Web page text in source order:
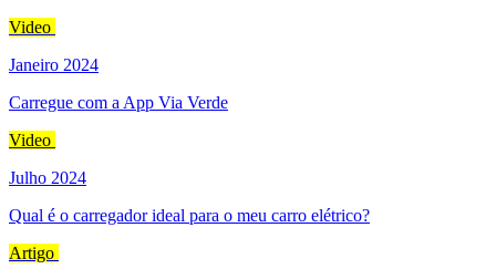
Video
Janeiro 2024
Carregue com a App Via Verde
Video
Julho 2024
Qual é o carregador ideal para o meu carro elétrico?
Artigo